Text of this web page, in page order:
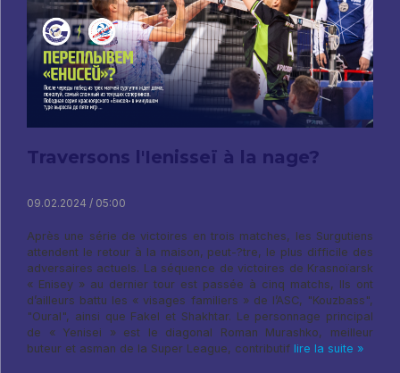
Traversons l'Ienisseï à la nage?
09.02.2024 / 05:00
Après une série de victoires en trois matches, les Surgutiens
attendent le retour à la maison, peut-?tre, le plus difficile des
adversaires actuels. La séquence de victoires de Krasnoïarsk
« Enisey » au dernier tour est passée à cinq matchs, Ils ont
d’ailleurs battu les « visages familiers » de l’ASC, "Kouzbass",
"Oural", ainsi que Fakel et Shakhtar. Le personnage principal
de « Yenisei » est le diagonal Roman Murashko, meilleur
buteur et asman de la Super League, contributif lire la suite »